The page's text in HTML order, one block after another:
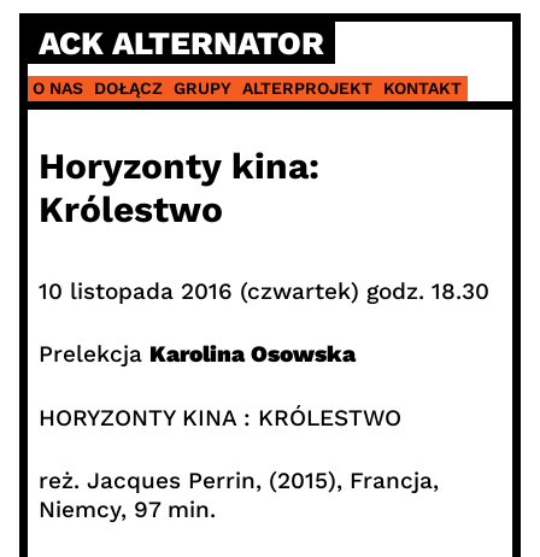
Skip
content
ACK ALTERNATOR
O NAS DOŁĄCZ GRUPY ALTERPROJEKT KONTAKT
Horyzonty kina:
Królestwo
10 listopada 2016 (czwartek) godz. 18.30
Prelekcja Karolina Osowska
HORYZONTY KINA : KRÓLESTWO
reż. Jacques Perrin, (2015), Francja,
Niemcy, 97 min.